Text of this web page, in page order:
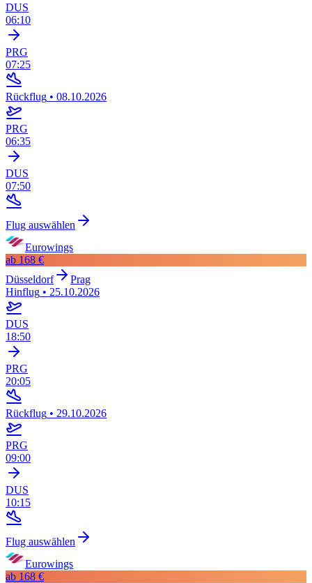
DUS
06:10
PRG
07:25
Rückflug • 08.10.2026
PRG
06:35
DUS
07:50
Flug auswählen
Eurowings
ab 168 €
Düsseldorf
Prag
Hinflug • 25.10.2026
DUS
18:50
PRG
20:05
Rückflug • 29.10.2026
PRG
09:00
DUS
10:15
Flug auswählen
Eurowings
ab 168 €